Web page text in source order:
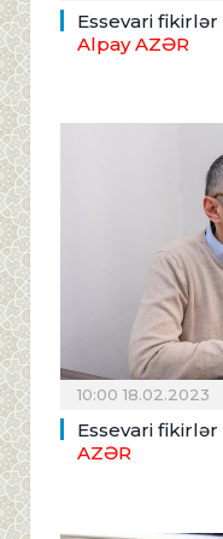
Essevari fikirlər
Alpay AZƏR
10:00 18.02.2023
Essevari fikirlər
AZƏR